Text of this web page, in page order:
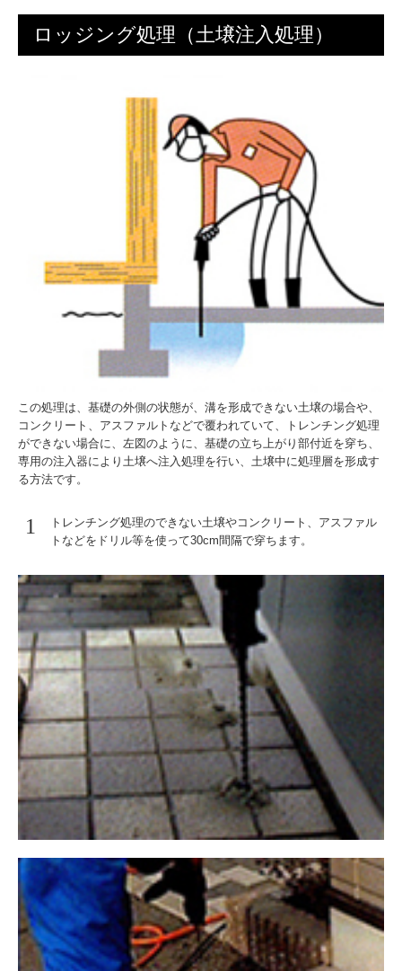
ロッジング処理（土壌注入処理）
この処理は、基礎の外側の状態が、溝を形成できない土壌の場合や、
コンクリート、アスファルトなどで覆われていて、トレンチング処理
ができない場合に、左図のように、基礎の立ち上がり部付近を穿ち、
専用の注入器により土壌へ注入処理を行い、土壌中に処理層を形成す
る方法です。
1
トレンチング処理のできない土壌やコンクリート、アスファル
トなどをドリル等を使って30cm間隔で穿ちます。